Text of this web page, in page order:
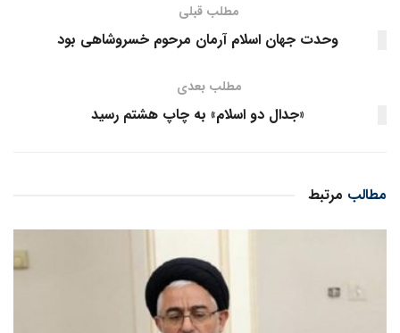
مطلب قبلی
وحدت جهان اسلام آرمان مرحوم خسروشاهی بود
مطلب بعدی
«جدال دو اسلام» به چاپ هشتم رسید
مرتبط مطالب